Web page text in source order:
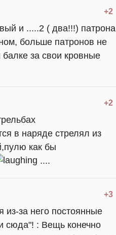
+2
и .....2 ( два!!!) патрона
больше патронов не
за свои кровные
+2
в наряде стрелял из
как бы
....
+3
из-за него постоянные
сюда"! : Вещь конечно